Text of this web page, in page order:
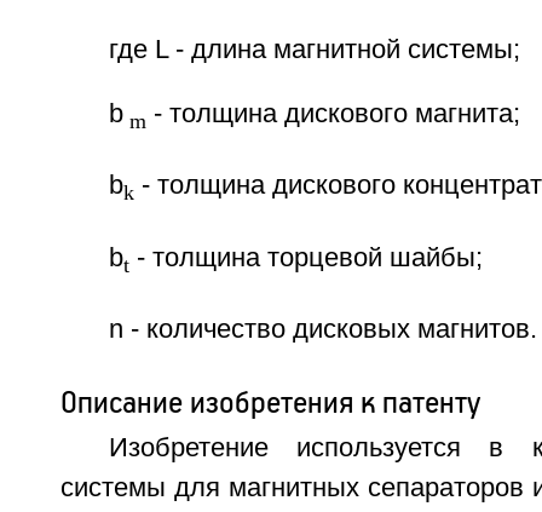
где L - длина магнитной системы;
bm - толщина дискового магнита;
bk- толщина дискового
bt- толщина торцевой шайбы;
n - количество дисковых магнитов.
Описание изобретения к патенту
Изобретение используется в
системы для магнитных сепараторов